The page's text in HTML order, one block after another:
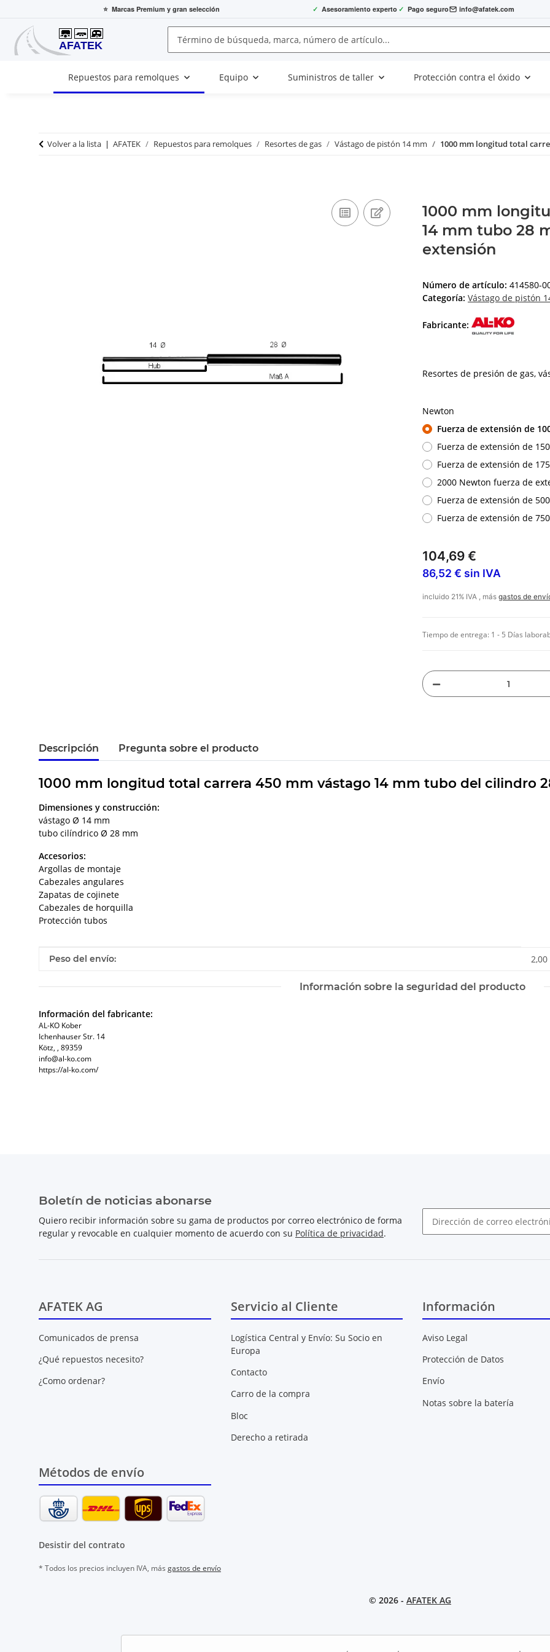
⭐ Marcas Premium y gran selección ✓ Asesoramiento experto ✓ Pago seguro info@afatek.com
Repuestos para remolques Equipo Suministros de taller Protección contra el óxido
Volver a la lista AFATEK Repuestos para remolques Resortes de gas Vástago de pistón 14 mm 1000 mm longitud total
1000 mm
14 mm tubo 28
extensión
Número de artículo: 414580-
Categoría: Vástago de pistón
Fabricante:
Resortes de presión de gas,
Newton
Fuerza de extensión de
Fuerza de extensión de
Fuerza de extensión de
2000 Newton fuerza de
Fuerza de extensión de
Fuerza de extensión de
104,69 €
86,52 € sin IVA
incluido 21% IVA , más gastos de
Tiempo de entrega: 1 - 5 Días
Descripción Pregunta sobre el producto
1000 mm longitud total carrera 450 mm vástago 14 mm tubo del cilindro
Dimensiones y construcción:
vástago Ø 14 mm
tubo cilíndrico Ø 28 mm
Accesorios:
Argollas de montaje
Cabezales angulares
Zapatas de cojinete
Cabezales de horquilla
Protección tubos
#productDetails.itemInformation#
#productDetails.itemValue#
Peso del envío: 2,00
Información sobre la seguridad del producto
Información del fabricante:
AL-KO Kober
Ichenhauser Str. 14
Kötz, , 89359
info@al-ko.com
https://al-ko.com/
Boletín de noticias abonarse
Quiero recibir información sobre su gama de productos por correo electrónico de forma
regular y revocable en cualquier momento de acuerdo con su Política de privacidad.
AFATEK AG
Comunicados de prensa
¿Qué repuestos necesito?
¿Como ordenar?
Servicio al Cliente
Logística Central y Envío: Su Socio en
Europa
Contacto
Carro de la compra
Bloc
Derecho a retirada
Información
Aviso Legal
Protección de Datos
Envío
Notas sobre la batería
Métodos de envío
Desistir del contrato
* Todos los precios incluyen IVA, más gastos de envío
© 2026 - AFATEK AG